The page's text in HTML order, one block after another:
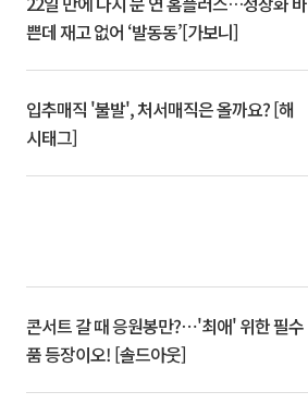
쁜데 재고 없어 ‘발동동’[가보니]
입추매직 '불발', 처서매직은 올까요? [해
시태그]
콘서트 갈 때 응원봉만?⋯'최애' 위한 필수
품 등장이오! [솔드아웃]